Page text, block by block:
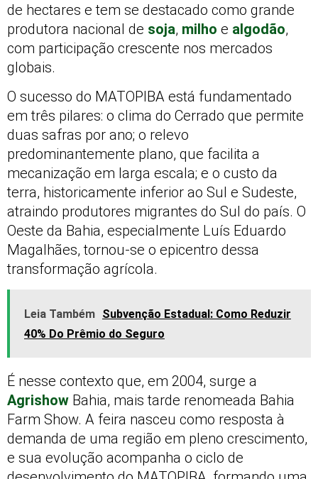
de hectares e tem se destacado como grande
produtora nacional de soja, milho e algodão,
com participação crescente nos mercados
globais.
O sucesso do MATOPIBA está fundamentado
em três pilares: o clima do Cerrado que permite
duas safras por ano; o relevo
predominantemente plano, que facilita a
mecanização em larga escala; e o custo da
terra, historicamente inferior ao Sul e Sudeste,
atraindo produtores migrantes do Sul do país. O
Oeste da Bahia, especialmente Luís Eduardo
Magalhães, tornou-se o epicentro dessa
transformação agrícola.
Leia Também Subvenção Estadual: Como Reduzir
40% Do Prêmio do Seguro
É nesse contexto que, em 2004, surge a
Agrishow Bahia, mais tarde renomeada Bahia
Farm Show. A feira nasceu como resposta à
demanda de uma região em pleno crescimento,
e sua evolução acompanha o ciclo de